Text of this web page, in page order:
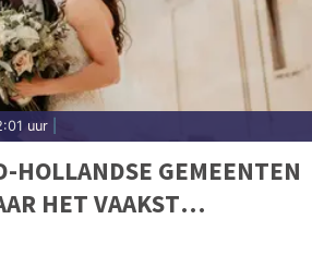
uur
HOLLANDSE GEMEENTEN
HET VAAKST